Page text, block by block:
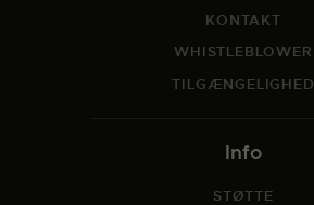
KONTAKT
WHISTLEBLOWER
TILGÆNGELIGHED
Info
STØTTE